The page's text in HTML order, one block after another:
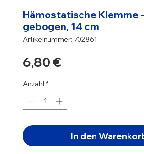
Hämostatische Klemme
gebogen, 14 cm
Artikelnummer: 702861
6,80 €Preis
Anzahl *
In den